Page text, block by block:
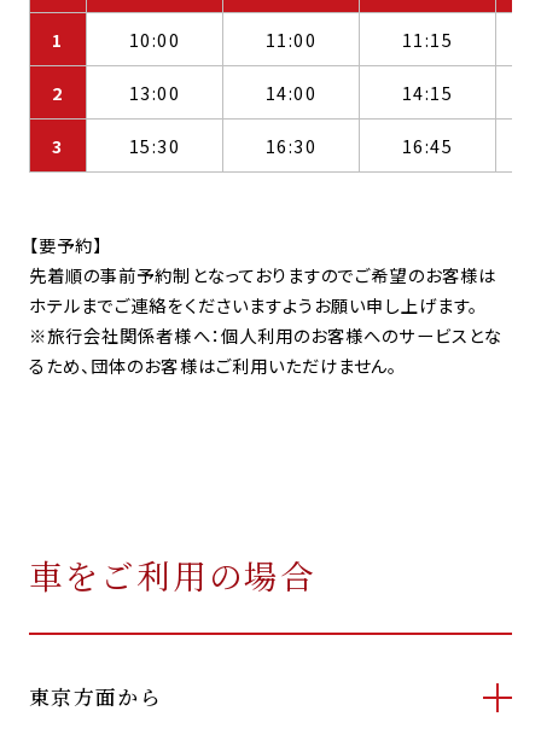
1
10:00 11:00 11:15
2 13:00 14:00 14:15
3 15:30 16:30 16:45
【要予約】
先着順の事前予約制となっておりますのでご希望のお客様は
ホテルまでご連絡をくださいますようお願い申し上げます。
※旅行会社関係者様へ：個人利用のお客様へのサービスとな
るため、団体のお客様はご利用いただけません。
車をご利用の場合
東京方面から